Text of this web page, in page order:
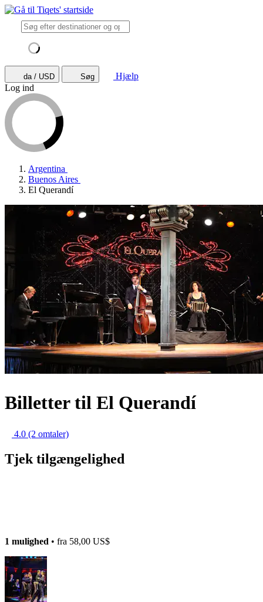
da / USD Søg
Hjælp
Log ind
Argentina
Buenos Aires
El Querandí
Billetter til El Querandí
4.0 (2 omtaler)
Tjek tilgængelighed
1 mulighed • fra 58,00 US$